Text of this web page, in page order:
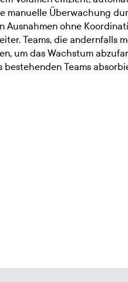
manuelle Überwachung
Ausnahmen ohne
Teams, die andernfalls
um das Wachstum
Teams